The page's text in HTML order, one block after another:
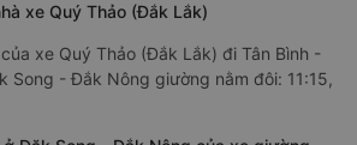
xe Quý Thảo (Đắk Lắk)
xe Quý Thảo (Đắk Lắk) đi Tân Bình -
Song - Đắk Nông giường nằm đôi: 11:15,